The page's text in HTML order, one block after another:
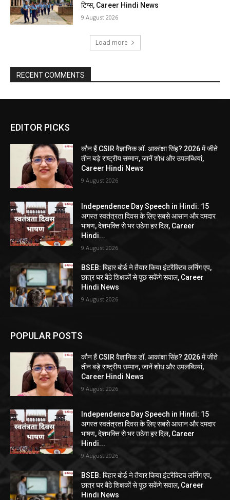
टिप्स, Career Hindi News
9 August 2026
Load more
RECENT COMMENTS
EDITOR PICKS
कौन हैं CSIR वैज्ञानिक डॉ. आकांक्षा सिंह? 2026 में जीते
तीन बड़े राष्ट्रीय सम्मान, जानें शोध और उपलब्धियां,
Career Hindi News
9 August 2026
Independence Day Speech in Hindi: 15
अगस्त स्वतंत्रता दिवस के लिए सबसे आसान और दमदार
भाषण, देशभक्ति से भर उठेगा हर दिल, Career
Hindi...
9 August 2026
BSEB: बिहार बोर्ड ने तैयार किया इंटरैक्टिव लर्निंग एप,
छात्र घर बैठे शिक्षकों से पूछ सकेंगे सवाल, Career
Hindi News
9 August 2026
POPULAR POSTS
कौन हैं CSIR वैज्ञानिक डॉ. आकांक्षा सिंह? 2026 में जीते
तीन बड़े राष्ट्रीय सम्मान, जानें शोध और उपलब्धियां,
Career Hindi News
9 August 2026
Independence Day Speech in Hindi: 15
अगस्त स्वतंत्रता दिवस के लिए सबसे आसान और दमदार
भाषण, देशभक्ति से भर उठेगा हर दिल, Career
Hindi...
9 August 2026
BSEB: बिहार बोर्ड ने तैयार किया इंटरैक्टिव लर्निंग एप,
छात्र घर बैठे शिक्षकों से पूछ सकेंगे सवाल, Career
Hindi News